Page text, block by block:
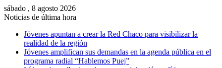
sábado , 8 agosto 2026
Noticias de última hora
Jóvenes apuntan a crear la Red Chaco para visibilizar la
realidad de la región
Jóvenes amplifican sus demandas en la agenda pública en el
programa radial “Hablemos Puej”